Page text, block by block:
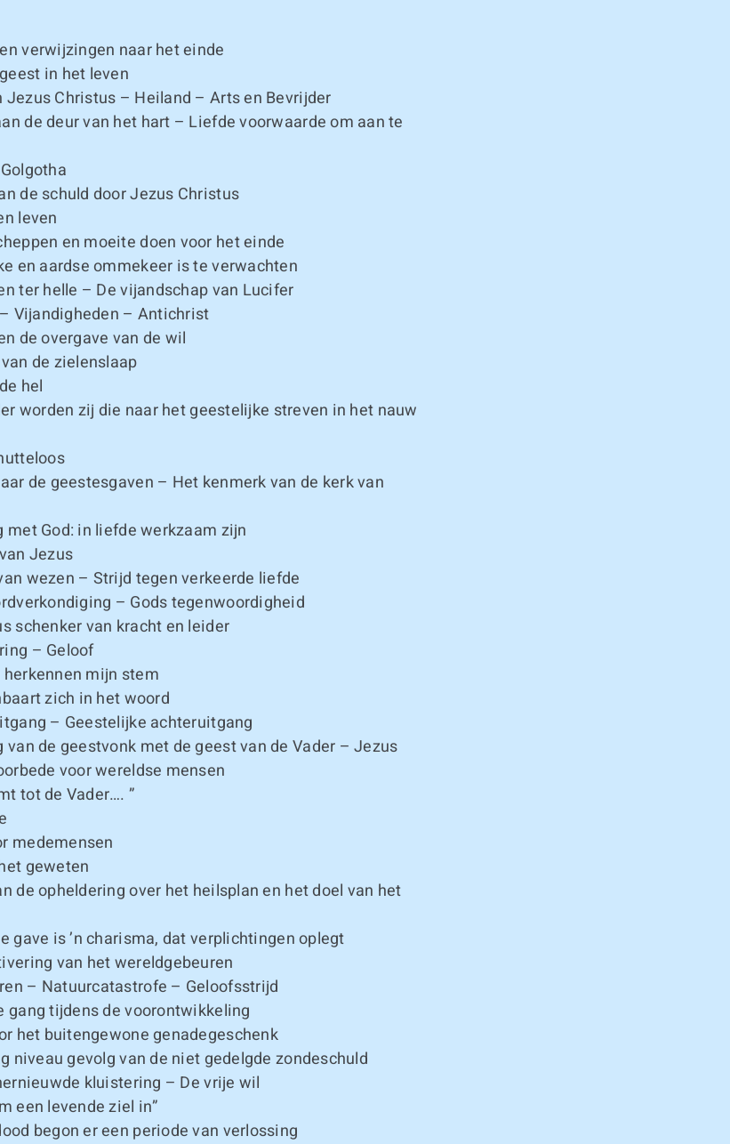
verwijzingen naar het einde
in het leven
Jezus Christus – Heiland – Arts en Bevrijder
de deur van het hart – Liefde voorwaarde om aan te
de schuld door Jezus Christus
leven
en moeite doen voor het einde
en aardse ommekeer is te verwachten
ter helle – De vijandschap van Lucifer
Vijandigheden – Antichrist
de overgave van de wil
de zielenslaap
hel
worden zij die naar het geestelijke streven in het nauw
de geestesgaven – Het kenmerk van de kerk van
met God: in liefde werkzaam zijn
Jezus
wezen – Strijd tegen verkeerde liefde
– Gods tegenwoordigheid
schenker van kracht en leider
– Geloof
mijn stem
zich in het woord
– Geestelijke achteruitgang
de geestvonk met de geest van de Vader – Jezus
voor wereldse mensen
tot de Vader…. ”
medemensen
geweten
de opheldering over het heilsplan en het doel van het
gave is ’n charisma, dat verplichtingen oplegt
van het wereldgebeuren
– Natuurcatastrofe – Geloofsstrijd
gang tijdens de voorontwikkeling
het buitengewone genadegeschenk
niveau gevolg van de niet gedelgde zondeschuld
kluistering – De vrije wil
een levende ziel in”
begon er een periode van verlossing